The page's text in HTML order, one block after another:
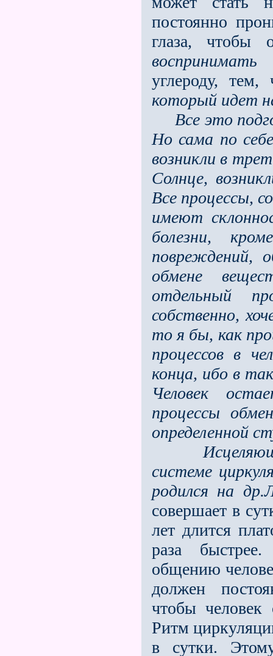
постоянно
глаза, чтобы
углероду,
который идет
Все это
Но сама по
возникли в
Солнце,
Все процессы,
имеют
болезни,
повреждений,
обмене
отдельный
собственно,
то я бы, как
процессов в
конца, ибо в
Человек
процессы
определенной
Исцеляющие
системе
родился на
совершает в
лет длится
раза быстрее.
общению
должен
чтобы человек
Ритм
в сутки.